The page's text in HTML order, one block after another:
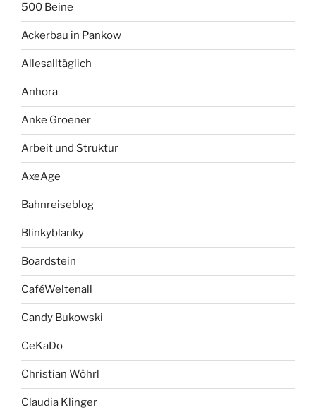
500 Beine
Ackerbau in Pankow
Allesalltäglich
Anhora
Anke Groener
Arbeit und Struktur
AxeAge
Bahnreiseblog
Blinkyblanky
Boardstein
CaféWeltenall
Candy Bukowski
CeKaDo
Christian Wöhrl
Claudia Klinger